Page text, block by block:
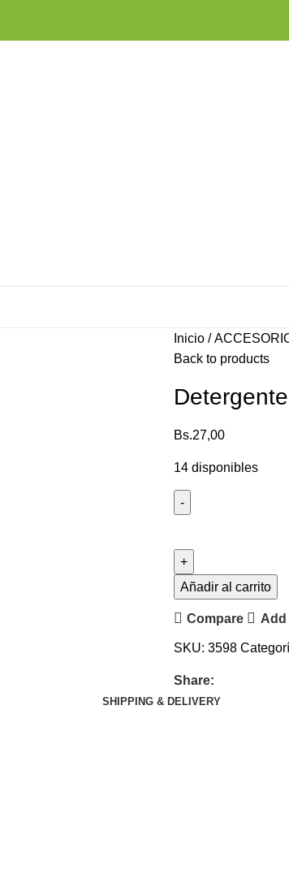
Inicio
Back to products
Bs.27,00
14 disponibles
Añadir al carrito
Compare Add
SKU: 3598
Share:
SHIPPING & DELIVERY